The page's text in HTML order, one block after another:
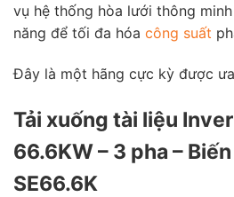
vụ hệ thống hòa lưới thông
năng để tối đa hóa công suất
Đây là một hãng cực kỳ được
Tải xuống tài liệu
66.6KW – 3 pha –
SE66.6K